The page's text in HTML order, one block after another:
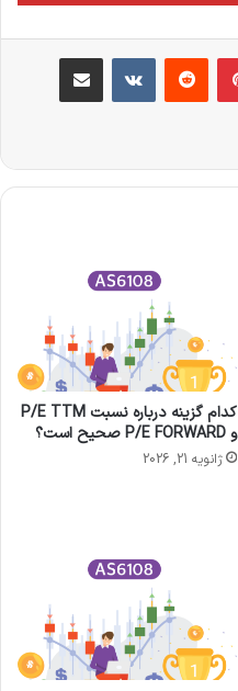
‫پین‌ترست‫رددیت ‫VKontakteاشتراک گذاری از طریق ایمیل
کدام گزینه درباره نسبت P/E TTM
و P/E FORWARD صحیح است؟
ژانویه 21, 2026